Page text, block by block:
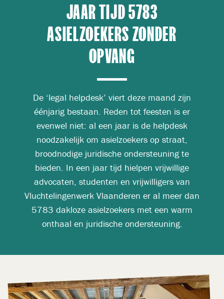
JAAR TIJD 5783
ASIELZOEKERS ZONDER
OPVANG
De ‘legal helpdesk’ viert deze maand zijn
éénjarig bestaan. Reden tot feesten is er
evenwel niet: al een jaar is de helpdesk
noodzakelijk om asielzoekers op straat,
broodnodige juridische ondersteuning te
bieden. In een jaar tijd hielpen vrijwillige
advocaten, studenten en vrijwilligers van
Vluchtelingenwerk Vlaanderen er al meer dan
5783 dakloze asielzoekers met een warm
onthaal en juridische ondersteuning.